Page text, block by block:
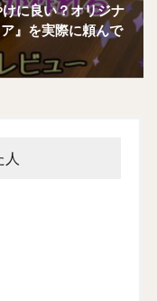
に良い？オリジナ
』を実際に頼んで